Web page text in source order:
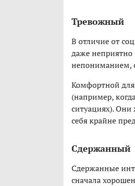
Тревожный
В отличие от
даже неприятно
непониманием,
Комфортной
(например,
ситуациях). Они
себя крайне
Сдержанный
Сдержанные
сначала